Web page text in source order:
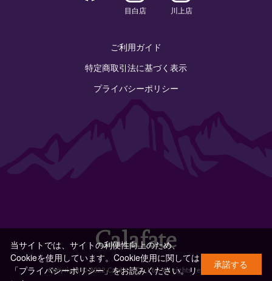
目白店 川上店
ご利用ガイド
特定商取引法に基づく表示
プライバシーポリシー
Copyright © 2022 Calafate Co.,Ltd. All rights reserved.
当サイトでは、サイトの利便性向上のため、
Cookieを使用しています。Cookie使用に関しては
「プライバシーポリシー」をお読みください。リ
承諾する